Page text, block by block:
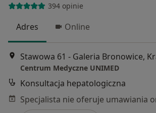
394 opinie
Adres Online
Stawowa 61 - Galeria Bronowice,
Centrum Medyczne UNIMED
Konsultacja hepatologiczna